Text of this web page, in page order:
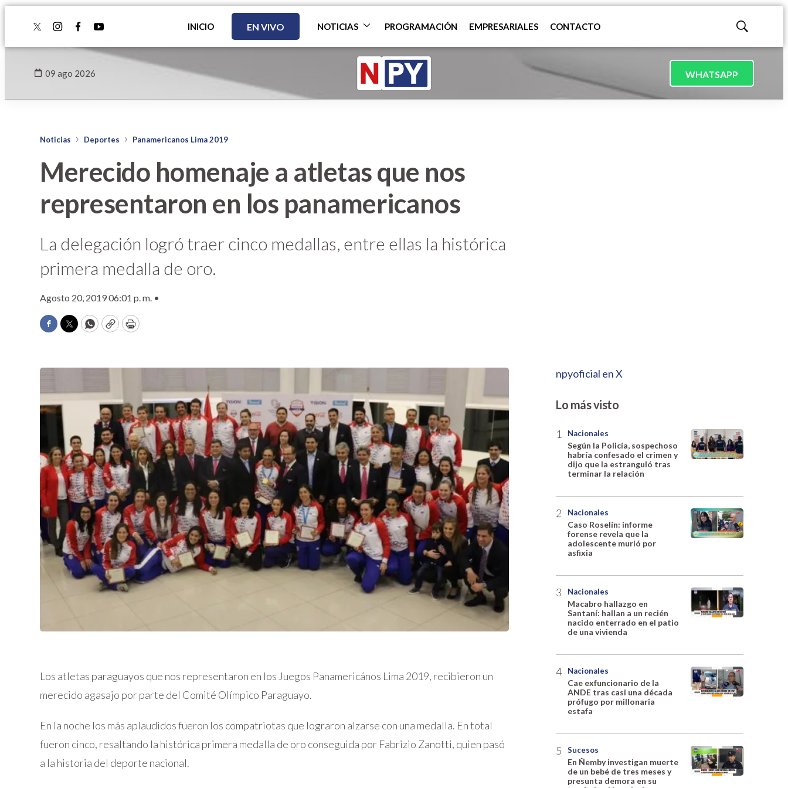
twitterinstagram
facebookyoutube INICIO EN VIVO NOTICIAS PROGRAMACIÓN EMPRESARIALES CONTACTO
Mostrar
09 ago 2026 WHATSAPP
Noticias Deportes Panamericanos Lima 2019
Merecido homenaje a atletas que nos
representaron en los panamericanos
La delegación logró traer cinco medallas, entre ellas la histórica
primera medalla de oro.
Agosto 20, 2019 06:01 p. m. •
Facebook
TwitterWhatsApp
CopyPrint
Los atletas paraguayos que nos representaron en los Juegos Panamericános Lima 2019, recibieron un
merecido agasajo por parte del Comité Olímpico Paraguayo.
En la noche los más aplaudidos fueron los compatriotas que lograron alzarse con una medalla. En total
fueron cinco, resaltando la histórica primera medalla de oro conseguida por Fabrizio Zanotti, quien pasó
a la historia del deporte nacional.
npyoficial en X
Lo más visto
Nacionales
Según la Policía, sospechoso
habría confesado el crimen y
dijo que la estranguló tras
terminar la relación
Nacionales
Caso Roselín: informe
forense revela que la
adolescente murió por
asfixia
Nacionales
Macabro hallazgo en
Santaní: hallan a un recién
nacido enterrado en el patio
de una vivienda
Nacionales
Cae exfuncionario de la
ANDE tras casi una década
prófugo por millonaria
estafa
Sucesos
En Ñemby investigan muerte
de un bebé de tres meses y
presunta demora en su